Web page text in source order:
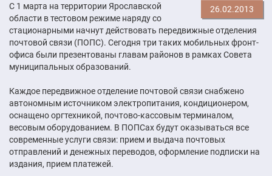
26.02.2013
С 1 марта на территории Ярославской
области в тестовом режиме наряду со
стационарными начнут действовать передвижные отделения
почтовой связи (ПОПС). Сегодня три таких мобильных фронт-
офиса были презентованы главам районов в рамках Совета
муниципальных образований.
Каждое передвижное отделение почтовой связи снабжено
автономным источником электропитания, кондиционером,
оснащено оргтехникой, почтово-кассовым терминалом,
весовым оборудованием. В ПОПСах будут оказываться все
современные услуги связи: прием и выдача почтовых
отправлений и денежных переводов, оформление подписки на
издания, прием платежей.